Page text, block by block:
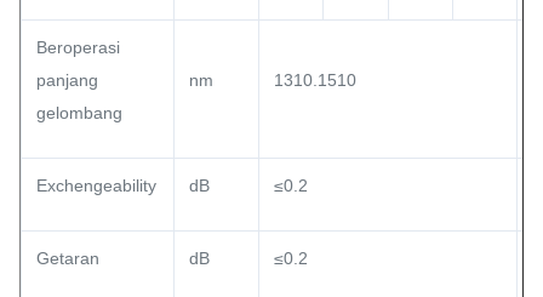
Beroperasi
panjang
gelombang
nm 1310.1510
Exchengeability dB ≤0.2
Getaran dB ≤0.2